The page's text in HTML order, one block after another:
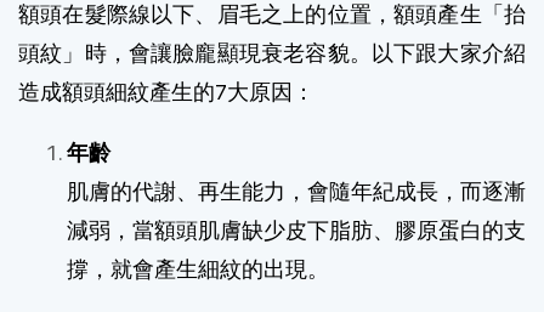
額頭在髮際線以下、眉毛之上的位置，額頭產生「抬
頭紋」時，會讓臉龐顯現衰老容貌。以下跟大家介紹
造成額頭細紋產生的7大原因：
年齡
肌膚的代謝、再生能力，會隨年紀成長，而逐漸
減弱，當額頭肌膚缺少皮下脂肪、膠原蛋白的支
撐，就會產生細紋的出現。